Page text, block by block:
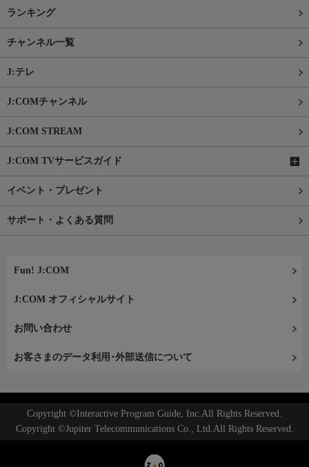
ランキング
チャンネル一覧
J:テレ
J:COMチャンネル
J:COM STREAM
J:COM TVサービスガイド
イベント・プレゼント
サポート・よくある質問
Fun! J:COM
J:COM オフィシャルサイト
お問い合わせ
お客さまのデータ利用･外部送信について
Copyright ©Interactive Program Guide, Inc.All Rights Reserved.
Copyright ©Jupiter Telecommunications Co., Ltd.All Rights Reserved.